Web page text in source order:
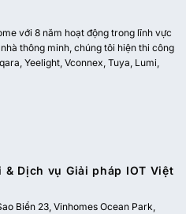
với 8 năm hoạt động trong lĩnh vực
thông minh, chúng tôi hiện thi công
Yeelight, Vconnex, Tuya, Lumi,
& Dịch vụ Giải pháp IOT Việt
Biển 23, Vinhomes Ocean Park,